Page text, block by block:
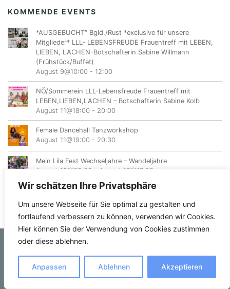
Wir schätzen Ihre Privatsphäre
Um unsere Webseite für Sie optimal zu gestalten und
fortlaufend verbessern zu können, verwenden wir Cookies.
Hier können Sie der Verwendung von Cookies zustimmen
oder diese ablehnen.
Anpassen Ablehnen Akzeptieren
KOMMENDE EVENTS
*AUSGEBUCHT“ Bgld./Rust *exclusive für unsere
Mitglieder* LLL- LEBENSFREUDE Frauentreff mit LEBEN,
LIEBEN, LACHEN-Botschafterin Sabine Willmann
(Frühstück/Buffet)
August 9@10:00 - 12:00
NÖ/Sommerein LLL-Lebensfreude Frauentreff mit
LEBEN,LIEBEN,LACHEN – Botschafterin Sabine Kolb
August 11@18:00 - 20:00
Female Dancehall Tanzworkshop
August 11@19:00 - 20:30
Mein Lila Fest Wechseljahre – Wandeljahre
August 12@08:00
August 16@17:00
Kontakt Datenschutzerklärung Impressum